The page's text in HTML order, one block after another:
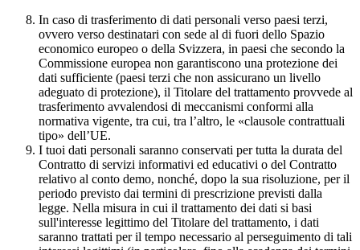
In caso di trasferimento di dati personali verso paesi terzi,
ovvero verso destinatari con sede al di fuori dello Spazio
economico europeo o della Svizzera, in paesi che secondo la
Commissione europea non garantiscono una protezione dei
dati sufficiente (paesi terzi che non assicurano un livello
adeguato di protezione), il Titolare del trattamento provvede al
trasferimento avvalendosi di meccanismi conformi alla
normativa vigente, tra cui, tra l’altro, le «clausole contrattuali
tipo» dell’UE.
I tuoi dati personali saranno conservati per tutta la durata del
Contratto di servizi informativi ed educativi o del Contratto
relativo al conto demo, nonché, dopo la sua risoluzione, per il
periodo previsto dai termini di prescrizione previsti dalla
legge. Nella misura in cui il trattamento dei dati si basi
sull'interesse legittimo del Titolare del trattamento, i dati
saranno trattati per il tempo necessario al perseguimento di tali